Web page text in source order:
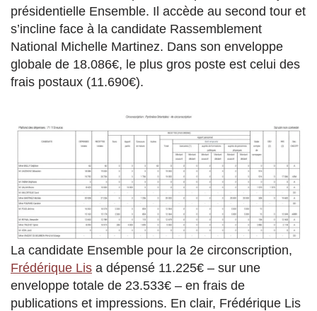
présidentielle Ensemble. Il accède au second tour et
s’incline face à la candidate Rassemblement
National Michelle Martinez. Dans son enveloppe
globale de 18.086€, le plus gros poste est celui des
frais postaux (11.690€).
La candidate Ensemble pour la 2e circonscription,
Frédérique Lis a dépensé 11.225€ – sur une
enveloppe totale de 23.533€ – en frais de
publications et impressions. En clair, Frédérique Lis